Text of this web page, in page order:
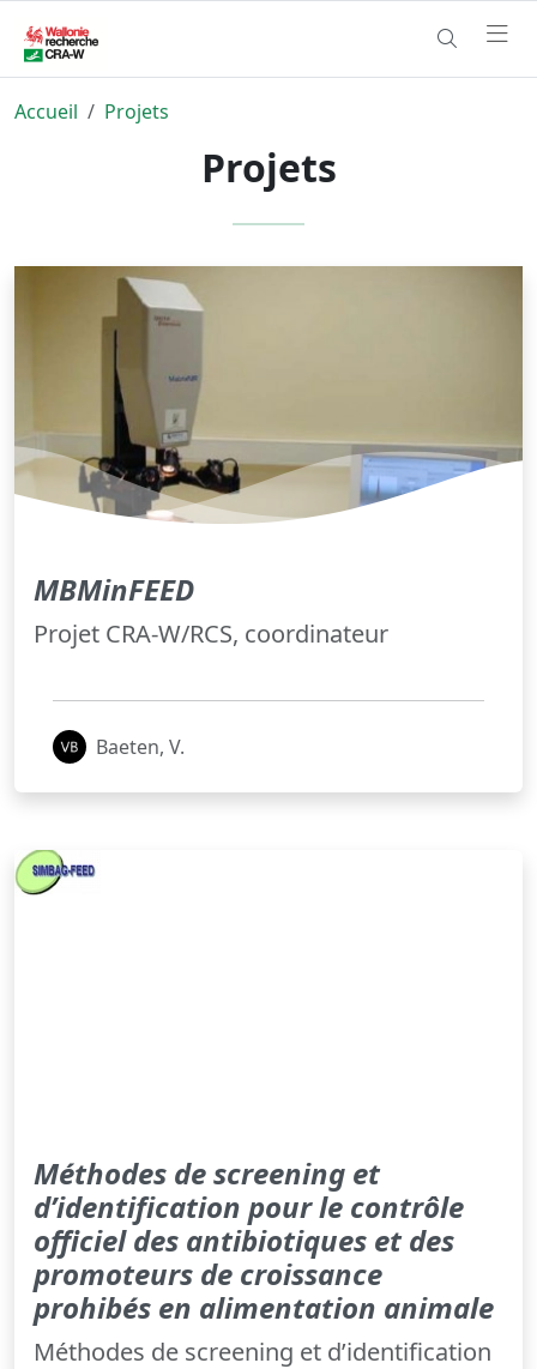
Accueil Projets
Projets
MBMinFEED
Projet CRA-W/RCS, coordinateur
Baeten, V.
Méthodes de screening et
d’identification pour le contrôle
officiel des antibiotiques et des
promoteurs de croissance
prohibés en alimentation animale
Méthodes de screening et d’identification